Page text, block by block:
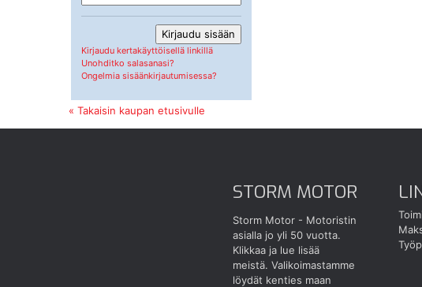
Kirjaudu kertakäyttöisellä linkillä
Unohditko salasanasi?
Ongelmia sisäänkirjautumisessa?
« Takaisin kaupan etusivulle
STORM MOTOR
Storm Motor - Motoristin
asialla jo yli 50 vuotta.
Klikkaa ja lue lisää
meistä. Valikoimastamme
löydät kenties maan